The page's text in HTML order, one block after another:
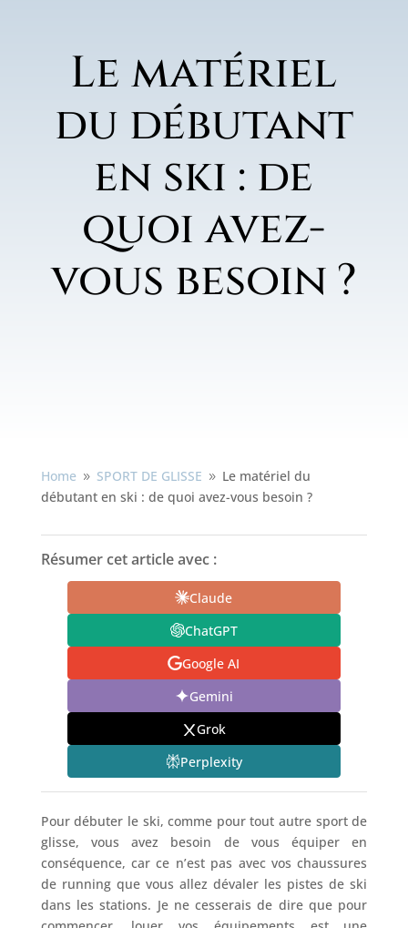
Le matériel
du débutant
en ski : de
quoi avez-
vous besoin ?
Home 9 SPORT DE GLISSE 9 Le matériel du
débutant en ski : de quoi avez-vous besoin ?
Résumer cet article avec :
Claude
ChatGPT
Google AI
Gemini
Grok
Perplexity
Pour débuter le ski, comme pour tout autre sport de
glisse, vous avez besoin de vous équiper en
conséquence, car ce n’est pas avec vos chaussures
de running que vous allez dévaler les pistes de ski
dans les stations. Je ne cesserais de dire que pour